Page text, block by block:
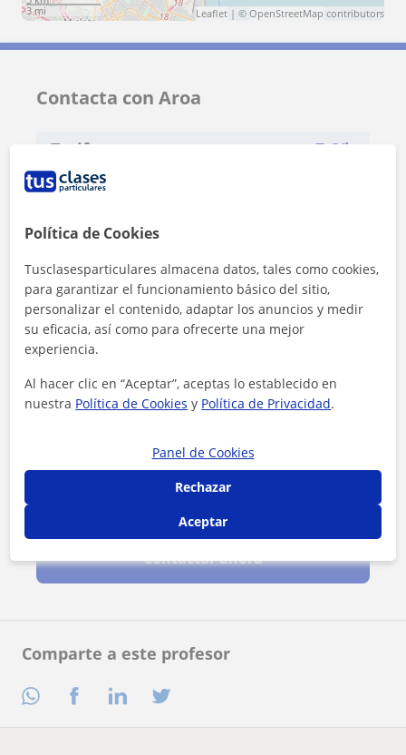
Comparte a este profesor
3 mi
Leaflet | © OpenStreetMap contributors
Contacta con Aroa
Tarifa 7 €/h
1ª clase gratis
Contactar ahora
Política de Cookies
Tusclasesparticulares almacena datos, tales como cookies,
para garantizar el funcionamiento básico del sitio,
personalizar el contenido, adaptar los anuncios y medir
su eficacia, así como para ofrecerte una mejor
experiencia.
Al hacer clic en “Aceptar”, aceptas lo establecido en
nuestra Política de Cookies y Política de Privacidad.
Panel de Cookies
Rechazar
Aceptar